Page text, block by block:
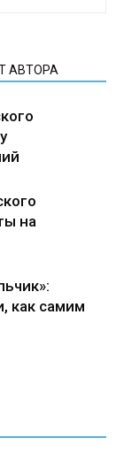
АВТОРА
на
как самим